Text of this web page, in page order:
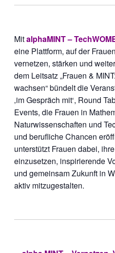
MitalphaMINT–
eine Plattform, auf der
vernetzen, stärken und
dem Leitsatz „Frauen &
wachsen“bündelt die
‚im Gespräch mit‘, Round
Events, die Frauen in
Naturwissenschaften und
und berufliche Chancen
unterstützt Frauen dabei,
einzusetzen, inspirierende
und gemeinsam Zukunft in
aktiv mitzugestalten.